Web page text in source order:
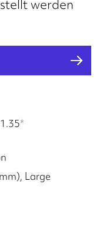
werden
*
Large